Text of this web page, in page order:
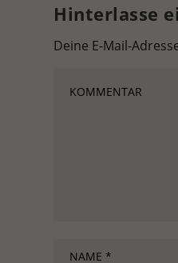
Hinterlasse
Deine E-Mail-